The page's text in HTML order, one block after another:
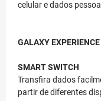
celular e dados
GALAXY EXPERIENCE
SMART SWITCH
Transfira dados
partir de diferentes